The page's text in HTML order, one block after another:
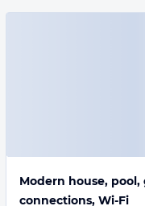
Modern house,
connections, Wi-Fi